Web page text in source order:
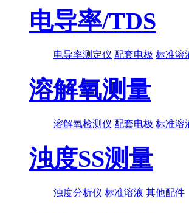
电导率/TDS
电导率测定仪 配套电极 标准溶
溶解氧测量
溶解氧检测仪 配套电极 标准溶
浊度SS测量
浊度分析仪 标准溶液 其他配件